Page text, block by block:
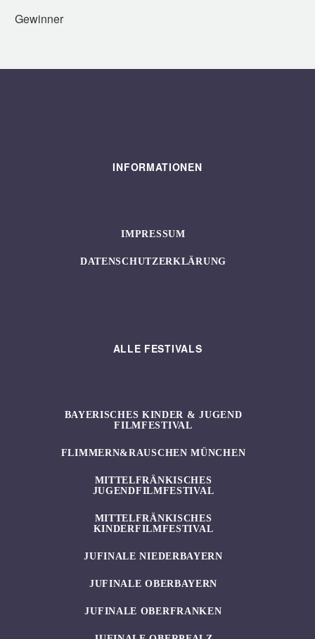
Gewinner
INFORMATIONEN
IMPRESSUM
DATENSCHUTZERKLÄRUNG
ALLE FESTIVALS
BAYERISCHES KINDER & JUGEND
FILMFESTIVAL
FLIMMERN&RAUSCHEN MÜNCHEN
MITTELFRÄNKISCHES
JUGENDFILMFESTIVAL
MITTELFRÄNKISCHES
KINDERFILMFESTIVAL
JUFINALE NIEDERBAYERN
JUFINALE OBERBAYERN
JUFINALE OBERFRANKEN